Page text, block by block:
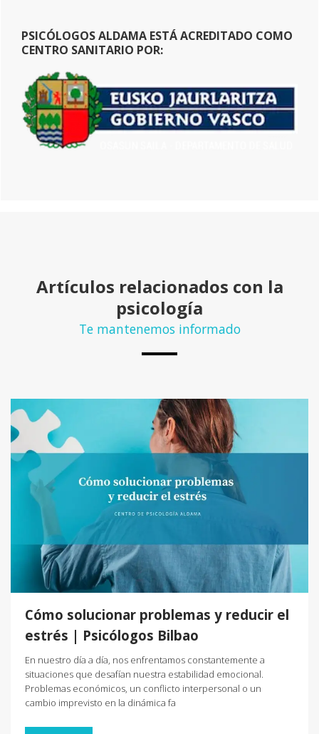
PSICÓLOGOS ALDAMA ESTÁ ACREDITADO COMO
CENTRO SANITARIO POR:
Artículos relacionados con la
psicología
Te mantenemos informado
Cómo solucionar problemas y reducir el
estrés | Psicólogos Bilbao
En nuestro día a día, nos enfrentamos constantemente a
situaciones que desafían nuestra estabilidad emocional.
Problemas económicos, un conflicto interpersonal o un
cambio imprevisto en la dinámica fa